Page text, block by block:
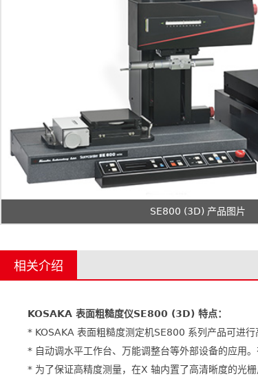
SE800 (3D) 产品图片
相关介绍
KOSAKA 表面粗糙度仪SE800 (3D) 特点：
* KOSAKA 表面粗糙度测定机SE800 系列产品可进
* 自动调水平工作台、万能调整台等外部设备的应用
* 为了保证高精度测量，在X 轴内置了高清晰度的光